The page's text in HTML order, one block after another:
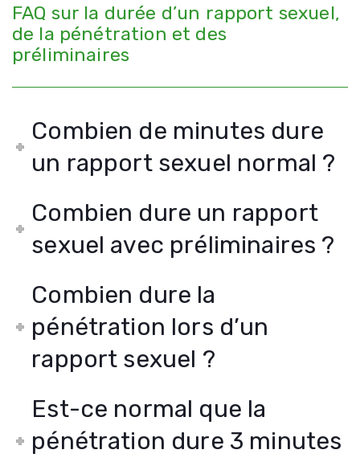
FAQ sur la durée d’un rapport sexuel,
de la pénétration et des
préliminaires
Combien de minutes dure
un rapport sexuel normal ?
Combien dure un rapport
sexuel avec préliminaires ?
Combien dure la
pénétration lors d’un
rapport sexuel ?
Est-ce normal que la
pénétration dure 3 minutes